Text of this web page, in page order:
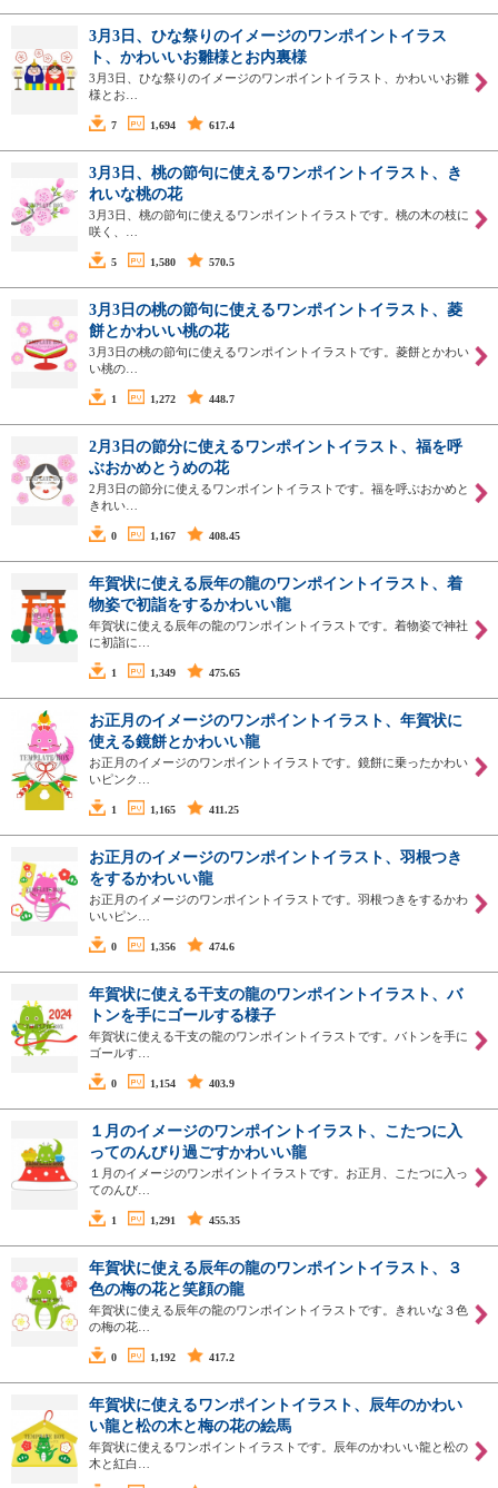
3月3日、ひな祭りのイメージのワンポイントイラス
ト、かわいいお雛様とお内裏様
3月3日、ひな祭りのイメージのワンポイントイラスト、かわいいお雛
様とお…
7 1,694 617.4
3月3日、桃の節句に使えるワンポイントイラスト、き
れいな桃の花
3月3日、桃の節句に使えるワンポイントイラストです。桃の木の枝に
咲く、…
5 1,580 570.5
3月3日の桃の節句に使えるワンポイントイラスト、菱
餅とかわいい桃の花
3月3日の桃の節句に使えるワンポイントイラストです。菱餅とかわい
い桃の…
1 1,272 448.7
2月3日の節分に使えるワンポイントイラスト、福を呼
ぶおかめとうめの花
2月3日の節分に使えるワンポイントイラストです。福を呼ぶおかめと
きれい…
0 1,167 408.45
年賀状に使える辰年の龍のワンポイントイラスト、着
物姿で初詣をするかわいい龍
年賀状に使える辰年の龍のワンポイントイラストです。着物姿で神社
に初詣に…
1 1,349 475.65
お正月のイメージのワンポイントイラスト、年賀状に
使える鏡餅とかわいい龍
お正月のイメージのワンポイントイラストです。鏡餅に乗ったかわい
いピンク…
1 1,165 411.25
お正月のイメージのワンポイントイラスト、羽根つき
をするかわいい龍
お正月のイメージのワンポイントイラストです。羽根つきをするかわ
いいピン…
0 1,356 474.6
年賀状に使える干支の龍のワンポイントイラスト、バ
トンを手にゴールする様子
年賀状に使える干支の龍のワンポイントイラストです。バトンを手に
ゴールす…
0 1,154 403.9
１月のイメージのワンポイントイラスト、こたつに入
ってのんびり過ごすかわいい龍
１月のイメージのワンポイントイラストです。お正月、こたつに入っ
てのんび…
1 1,291 455.35
年賀状に使える辰年の龍のワンポイントイラスト、３
色の梅の花と笑顔の龍
年賀状に使える辰年の龍のワンポイントイラストです。きれいな３色
の梅の花…
0 1,192 417.2
年賀状に使えるワンポイントイラスト、辰年のかわい
い龍と松の木と梅の花の絵馬
年賀状に使えるワンポイントイラストです。辰年のかわいい龍と松の
木と紅白…